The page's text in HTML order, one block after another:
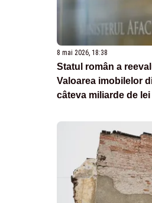
8 mai 2026, 18:38
Statul român a
Valoarea imobilelor
câteva miliarde de lei